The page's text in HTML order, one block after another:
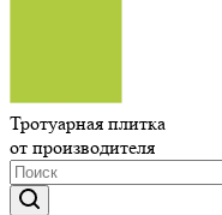
Тротуарная плитка
от производителя